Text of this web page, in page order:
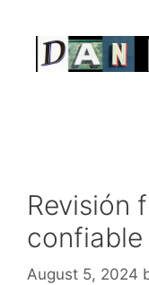
content
Revisión
August 5, 2024